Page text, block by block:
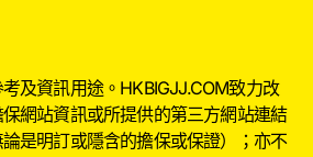
及資訊用途。HKBIGJJ.COM致力改
網站資訊或所提供的第三方網站連結
是明訂或隱含的擔保或保證）；亦不